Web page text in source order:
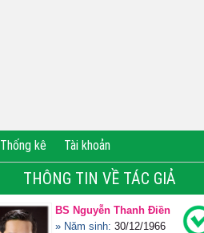
Thống kê Tài khoản
THÔNG TIN VỀ TÁC GIẢ
BS Nguyễn Thanh Điền
» Năm sinh: 30/12/1966